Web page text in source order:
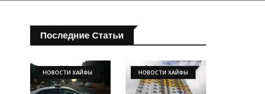
Последние Статьи
НОВОСТИ ХАЙФЫ НОВОСТИ ХАЙФЫ